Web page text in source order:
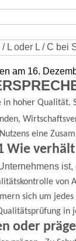
L oder L / C bei
am 16.
in hoher Qualität.
eine
Wie
von
sich um
in
oder